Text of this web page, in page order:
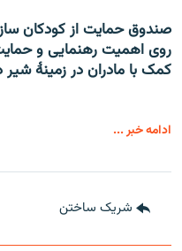
صندوق حمایت از کودکان
روی اهمیت رهنمایی و
کمک با مادران در زمینۀ شیر
ادامه خبر ...
شریک ساختن